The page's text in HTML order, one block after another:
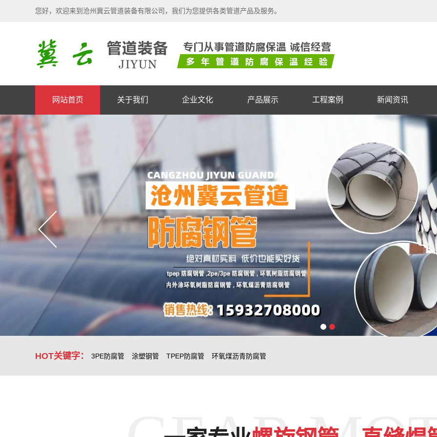
您好，欢迎来到沧州冀云管道装备有限公司，我们为您提供各类管道产品及服务。
网站首页 关于我们 企业文化 产品展示 工程案例 新闻资讯
HOT关键字： 3PE防腐管 涂塑钢管 TPEP防腐管 环氧煤沥青防腐管